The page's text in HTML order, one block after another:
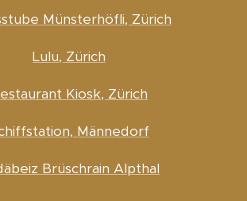
Münsterhöfli, Zürich
Lulu, Zürich
Kiosk, Zürich
Männedorf
Brüschrain Alpthal